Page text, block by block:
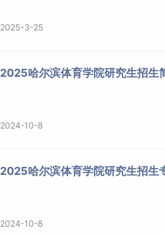
2025-3-25
2025哈尔滨体育学院研究生招生
2024-10-8
2025哈尔滨体育学院研究生招生
2024-10-8